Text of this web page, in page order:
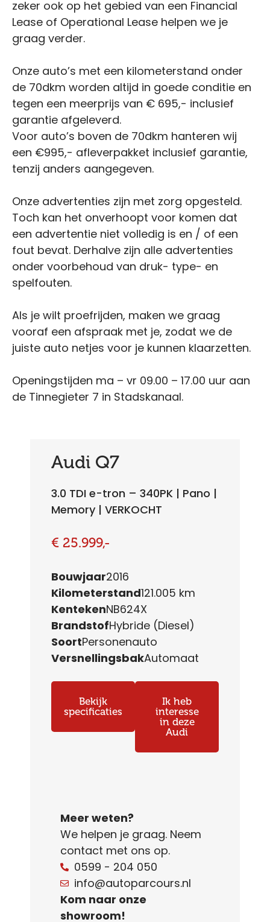
zeker ook op het gebied van een Financial
Lease of Operational Lease helpen we je
graag verder.
Onze auto’s met een kilometerstand onder
de 70dkm worden altijd in goede conditie en
tegen een meerprijs van € 695,- inclusief
garantie afgeleverd.
Voor auto’s boven de 70dkm hanteren wij
een €995,- afleverpakket inclusief garantie,
tenzij anders aangegeven.
Onze advertenties zijn met zorg opgesteld.
Toch kan het onverhoopt voor komen dat
een advertentie niet volledig is en / of een
fout bevat. Derhalve zijn alle advertenties
onder voorbehoud van druk- type- en
spelfouten.
Als je wilt proefrijden, maken we graag
vooraf een afspraak met je, zodat we de
juiste auto netjes voor je kunnen klaarzetten.
Openingstijden ma – vr 09.00 – 17.00 uur aan
de Tinnegieter 7 in Stadskanaal.
Audi Q7
3.0 TDI e-tron – 340PK | Pano |
Memory | VERKOCHT
€ 25.999,-
Bouwjaar2016
Kilometerstand121.005 km
KentekenNB624X
BrandstofHybride (Diesel)
SoortPersonenauto
VersnellingsbakAutomaat
Bekijk
specificaties
Ik heb
interesse
in deze
Audi
Meer weten?
We helpen je graag. Neem
contact met ons op.
0599 - 204 050
info@autoparcours.nl
Kom naar onze
showroom!